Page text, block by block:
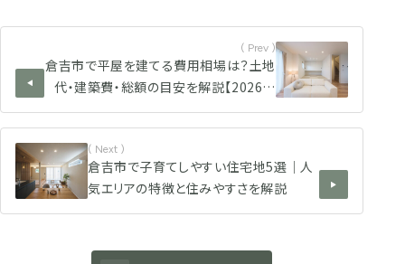
( Prev )
倉吉市で平屋を建てる費用相場は？土地
代・建築費・総額の目安を解説【2026年
版】
( Next )
倉吉市で子育てしやすい住宅地5選｜人
気エリアの特徴と住みやすさを解説